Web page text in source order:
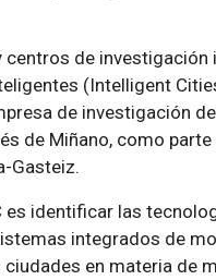
centros de
(Intelligent
de investigación
de Miñano, como
Gasteiz.
es identificar las
integrados de
ciudades en materia de